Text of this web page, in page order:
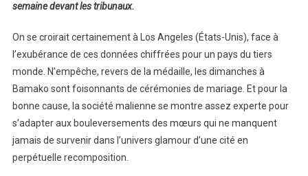
semaine devant les tribunaux.
On se croirait certainement à Los Angeles (États-Unis), face à
l’exubérance de ces données chiffrées pour un pays du tiers
monde. N’empêche, revers de la médaille, les dimanches à
Bamako sont foisonnants de cérémonies de mariage. Et pour la
bonne cause, la société malienne se montre assez experte pour
s’adapter aux bouleversements des mœurs qui ne manquent
jamais de survenir dans l’univers glamour d’une cité en
perpétuelle recomposition.